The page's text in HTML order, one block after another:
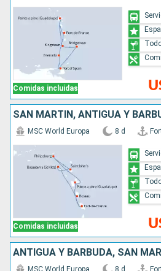
Comidas incluidas
Comidas incluidas
MSC World Europa 8 d
MSC World Europa 8 d